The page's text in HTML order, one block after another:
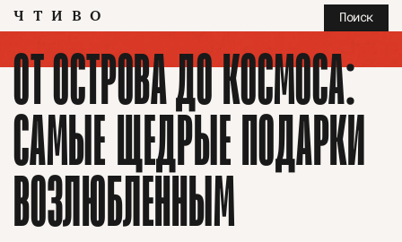
ЧТИВО Поиск
ОТ ОСТРОВА ДО КОСМОСА:
САМЫЕ ЩЕДРЫЕ ПОДАРКИ
ВОЗЛЮБЛЕННЫМ